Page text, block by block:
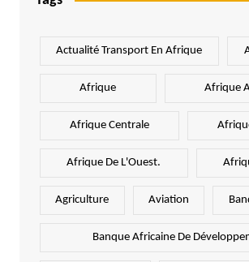
Actualité Transport En Afrique
Afrique Afrique
Afrique Centrale
Afrique De L'Ouest.
Agriculture Aviation
Banque Africaine De